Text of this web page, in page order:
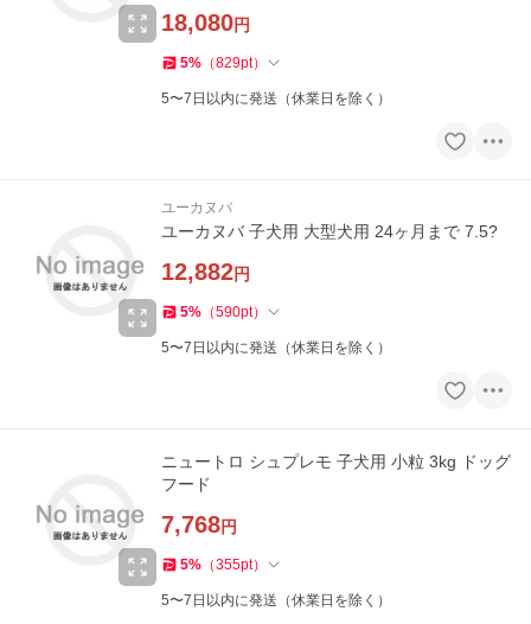
18,080円
5% （829pt）
5〜7日以内に発送（休業日を除く）
ユーカヌバ
ユーカヌバ 子犬用 大型犬用 24ヶ月まで 7.5?
12,882円
5% （590pt）
5〜7日以内に発送（休業日を除く）
ニュートロ シュプレモ 子犬用 小粒 3kg ドッグ
フード
7,768円
5% （355pt）
5〜7日以内に発送（休業日を除く）